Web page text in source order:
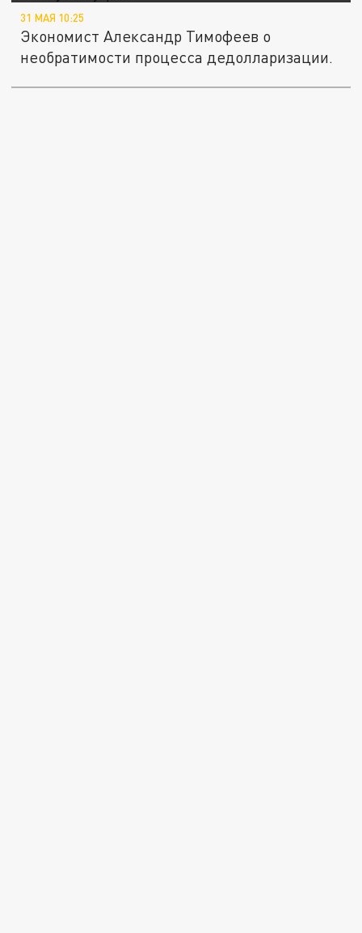
31 МАЯ 10:25
Экономист Александр Тимофеев о
необратимости процесса дедолларизации.